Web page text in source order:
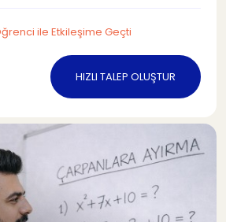
ile Etkileşime Geçti
HIZLI TALEP OLUŞTUR